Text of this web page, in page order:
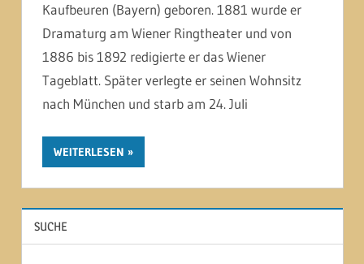
Kaufbeuren (Bayern) geboren. 1881 wurde er
Dramaturg am Wiener Ringtheater und von
1886 bis 1892 redigierte er das Wiener
Tageblatt. Später verlegte er seinen Wohnsitz
nach München und starb am 24. Juli
WEITERLESEN
SUCHE